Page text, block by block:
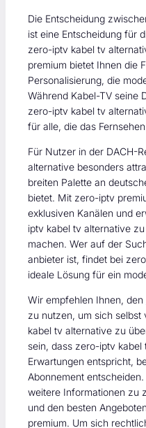
Die Entscheidung
ist eine Entscheidung für
zero-iptv kabel tv
premium bietet Ihnen die
Personalisierung, die
Während Kabel-TV seine
zero-iptv kabel tv
für alle, die das
Für Nutzer in der DACH-
alternative besonders
breiten Palette an
bietet. Mit zero-iptv
exklusiven Kanälen und
iptv kabel tv alternative
machen. Wer auf der
anbieter ist, findet bei
ideale Lösung für ein
Wir empfehlen Ihnen, den
zu nutzen, um sich
kabel tv alternative zu
sein, dass zero-iptv kabel
Erwartungen entspricht,
Abonnement
weitere Informationen zu
und den besten
premium. Um sich